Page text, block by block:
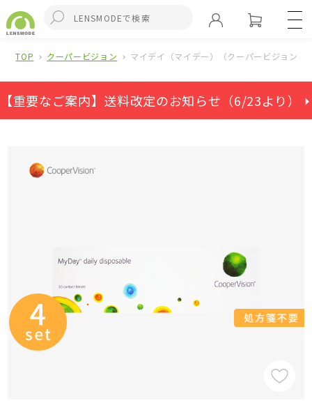
TOP クーパービジョン マイデイ（マイデー）（クーパービジョン）
【重要なご案内】送料改定のお知らせ（6/23より） ⏵